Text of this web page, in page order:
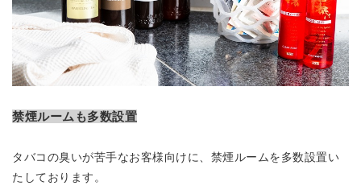
禁煙ルームも多数設置
タバコの臭いが苦手なお客様向けに、禁煙ルームを多数設置い
たしております。